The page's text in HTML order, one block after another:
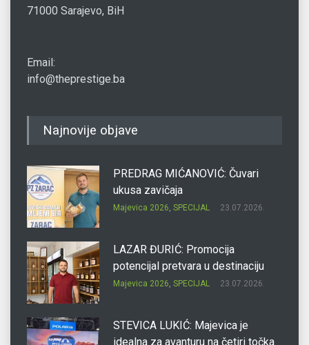
71000 Sarajevo, BiH
Email:
info@theprestige.ba
Najnovije objave
PREDRAG MIĆANOVIĆ: Čuvari
ukusa zavičaja
Majevica 2026, SPECIJAL 23.07.2026.
LAZAR ĐURIĆ: Promocija
potencijal pretvara u destinaciju
Majevica 2026, SPECIJAL 23.07.2026.
STEVICA LUKIĆ: Majevica je
idealna za avanturu na četiri točka